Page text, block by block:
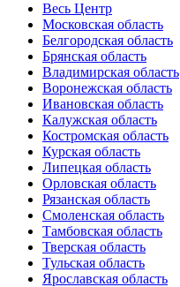
Весь Центр
Московская область
Белгородская область
Брянская область
Владимирская область
Воронежская область
Ивановская область
Калужская область
Костромская область
Курская область
Липецкая область
Орловская область
Рязанская область
Смоленская область
Тамбовская область
Тверская область
Тульская область
Ярославская область